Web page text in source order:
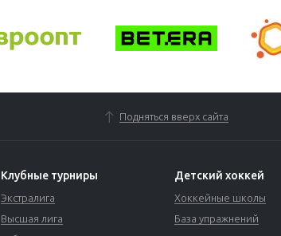
Подняться вверх сайта
Клубные турниры
Экстралига
Высшая лига
Детский хоккей
Хоккейные школы
База упражнений